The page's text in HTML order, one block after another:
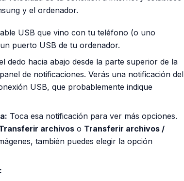
y el ordenador.
USB que vino con tu teléfono (o uno
puerto USB de tu ordenador.
dedo hacia abajo desde la parte superior de la
de notificaciones. Verás una notificación del
USB, que probablemente indique
Toca esa notificación para ver más opciones.
archivos o Transferir archivos /
también puedes elegir la opción